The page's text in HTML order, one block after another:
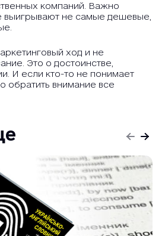
компаний. Важно
выигрывают не самые дешевые,
ход и не
Это о достоинстве,
И если кто-то не понимает
обратить внимание все